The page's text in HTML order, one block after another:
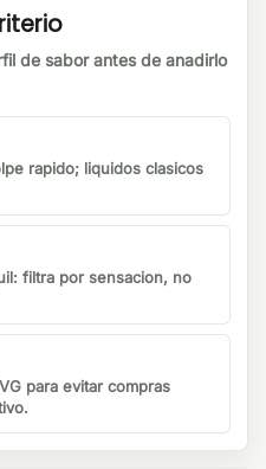
de sabor antes de anadirlo
rapido; liquidos clasicos
filtra por sensacion, no
para evitar compras